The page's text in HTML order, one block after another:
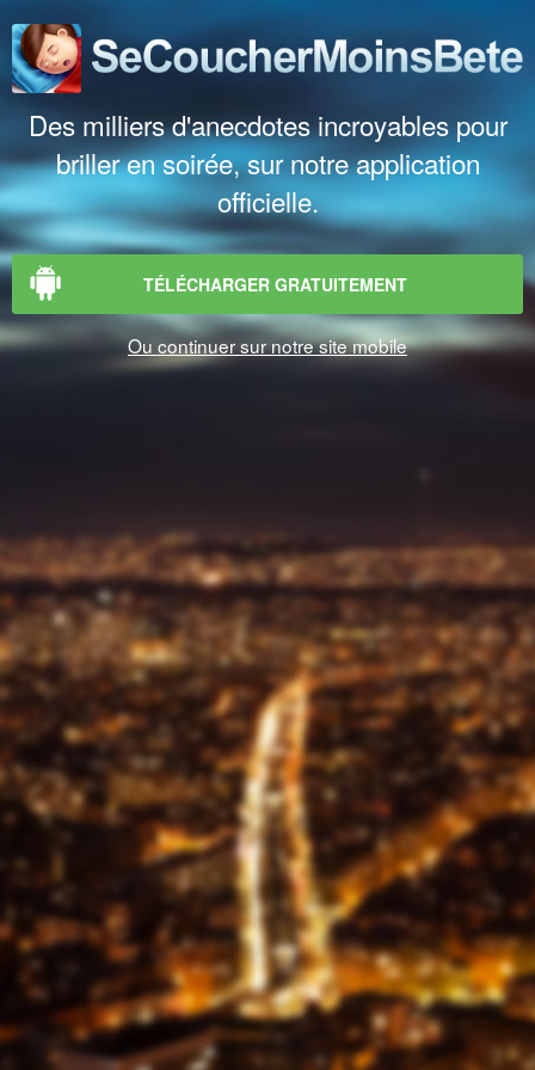
Des milliers d'anecdotes incroyables pour
briller en soirée, sur notre application
officielle.
TÉLÉCHARGER GRATUITEMENT
Ou continuer sur notre site mobile